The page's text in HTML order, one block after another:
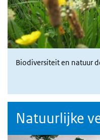
Biodiversiteit en natuur
Natuurlijke